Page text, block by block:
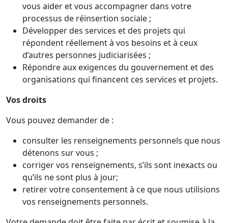
vous aider et vous accompagner dans votre
processus de réinsertion sociale ;
Développer des services et des projets qui
répondent réellement à vos besoins et à ceux
d’autres personnes judiciarisées ;
Répondre aux exigences du gouvernement et des
organisations qui financent ces services et projets.
Vos droits
Vous pouvez demander de :
consulter les renseignements personnels que nous
détenons sur vous ;
corriger vos renseignements, s’ils sont inexacts ou
qu’ils ne sont plus à jour;
retirer votre consentement à ce que nous utilisions
vos renseignements personnels.